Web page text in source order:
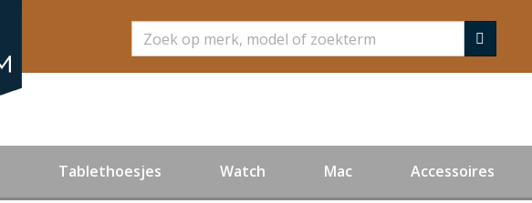
Zoeken
Tablethoesjes Watch Mac Accessoires